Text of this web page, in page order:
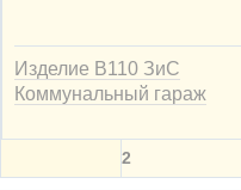
Изделие В110 ЗиС
Коммунальный гараж
2